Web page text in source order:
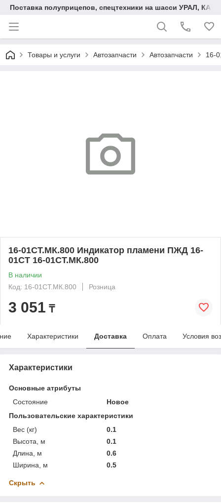
Поставка полуприцепов, спецтехники на шасси УРАЛ,
Товары и услуги Автозапчасти Автозапчасти 16-
16-01СТ.МК.800 Индикатор пламени ПЖД 16-
01СТ 16-01СТ.МК.800
В наличии
Код: 16-01СТ.МК.800
Розница
3 051 ₸
Характеристики Доставка Оплата Условия
Характеристики
Основные атрибуты
Состояние
Новое
Пользовательские характеристики
Вес (кг)
0.1
Высота, м
0.1
Длина, м
0.6
Ширина, м
0.5
Скрыть